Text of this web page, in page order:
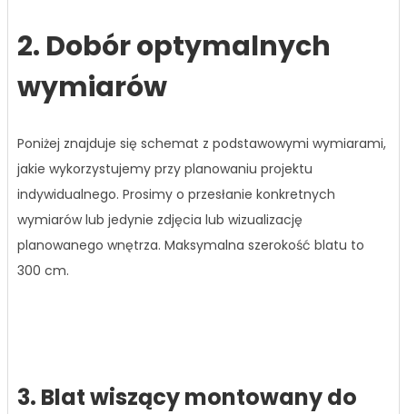
2. Dobór optymalnych
wymiarów
Poniżej znajduje się schemat z podstawowymi wymiarami,
jakie wykorzystujemy przy planowaniu projektu
indywidualnego. Prosimy o przesłanie konkretnych
wymiarów lub jedynie zdjęcia lub wizualizację
planowanego wnętrza. Maksymalna szerokość blatu to
300 cm.
3. Blat wiszący montowany do